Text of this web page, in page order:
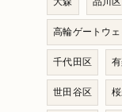
高輪ゲートウェ
千代田区
世田谷区